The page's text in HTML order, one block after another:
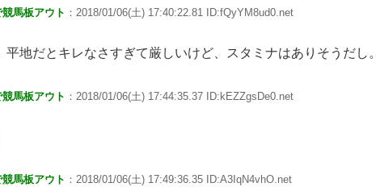
馬板アウト ：2018/01/06(土) 17:40:22.81 ID:fQyYM8ud0.net
平地だとキレなさすぎて厳しいけど、スタミナはありそうだし。
馬板アウト ：2018/01/06(土) 17:44:35.37 ID:kEZZgsDe0.net
馬板アウト ：2018/01/06(土) 17:49:36.35 ID:A3IqN4vhO.net